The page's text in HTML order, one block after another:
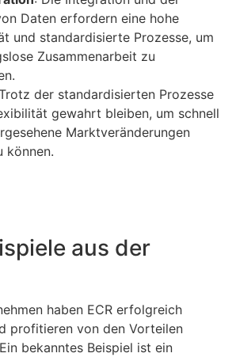
Daten erfordern eine hohe
und standardisierte Prozesse, um
Zusammenarbeit zu
der standardisierten Prozesse
gewahrt bleiben, um schnell
Marktveränderungen
können.
aus der
haben ECR erfolgreich
profitieren von den Vorteilen
bekanntes Beispiel ist ein